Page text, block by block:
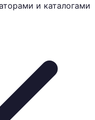
и каталогами